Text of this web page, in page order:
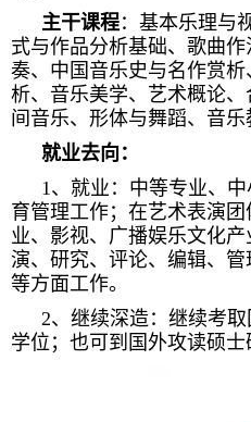
主干课程：基本乐理与
式与作品分析基础、歌曲
奏、中国音乐史与名作赏
析、音乐美学、艺术概论
间音乐、形体与舞蹈、音乐
就业去向：
1、就业：中等专业、
育管理工作；在艺术表演
业、影视、广播娱乐文化
演、研究、评论、编辑、
等方面工作。
2、继续深造：继续考
学位；也可到国外攻读硕士